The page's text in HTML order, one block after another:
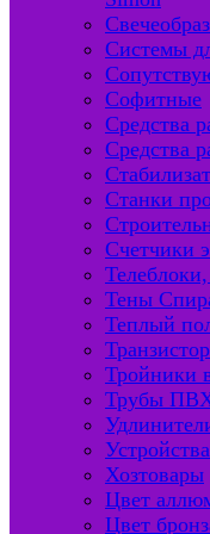
Системы
Софитные
Средства
Средства
Станки
Счетчики
Тены
Теплый
Тройники
Трубы
Хозтовары
Цвет
Цвет